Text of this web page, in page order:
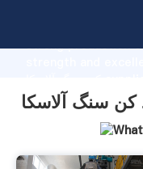
strong production
values to all of